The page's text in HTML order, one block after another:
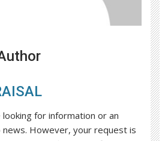
for information or an
However, your request is